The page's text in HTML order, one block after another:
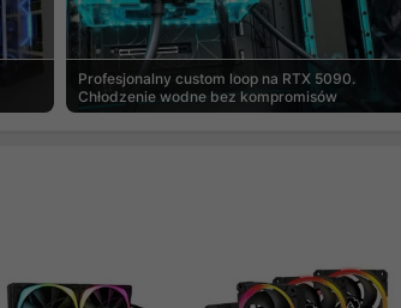
Profesjonalny custom loop na RTX 5090.
Chłodzenie wodne bez kompromisów